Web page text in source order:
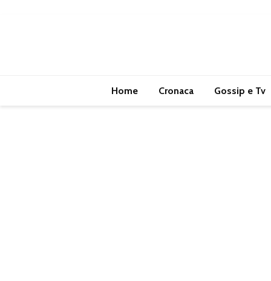
Home Cronaca Gossip e Tv